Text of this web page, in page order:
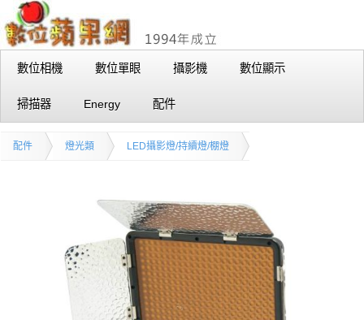
數位相機 數位單眼 攝影機 數位顯示
掃描器 Energy 配件
配件 燈光類 LED攝影燈/持續燈/棚燈